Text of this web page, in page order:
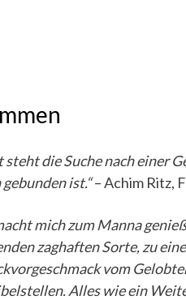
die Suche nach einer
ist.“– Achim Ritz,
mich zum Manna
zaghaften Sorte, zu
vom
Alles wie ein